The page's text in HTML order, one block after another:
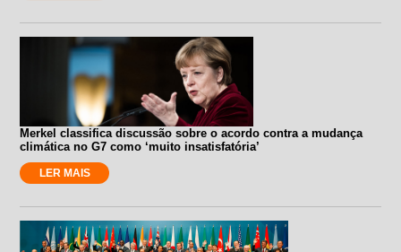
Merkel classifica discussão sobre o acordo contra a mudança
climática no G7 como ‘muito insatisfatória’
LER MAIS